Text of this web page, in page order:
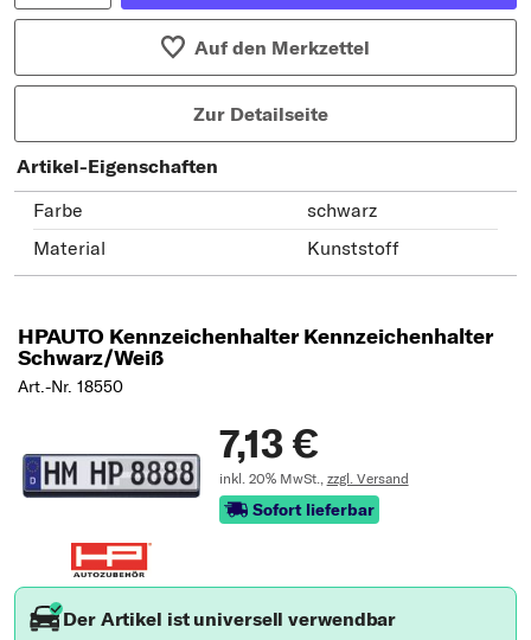
Auf den Merkzettel
Zur Detailseite
Artikel-Eigenschaften
Farbe
schwarz
Material
Kunststoff
HPAUTO Kennzeichenhalter Kennzeichenhalter
Schwarz/Weiß
Art.-Nr. 18550
7,13 €
inkl. 20% MwSt., zzgl. Versand
Sofort lieferbar
Der Artikel ist universell verwendbar